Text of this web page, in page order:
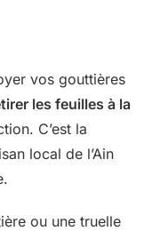
vos gouttières
les feuilles à la
C’est la
local de l’Ain
ou une truelle